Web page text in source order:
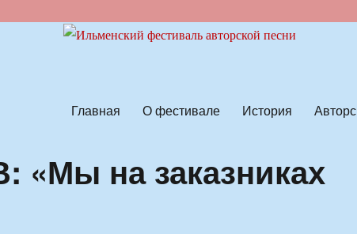
Главная О фестивале История
на заказниках